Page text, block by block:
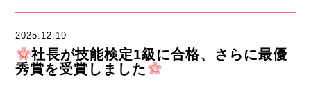
2025.12.19
社長が技能検定1級に合格、さらに最優
秀賞を受賞しました